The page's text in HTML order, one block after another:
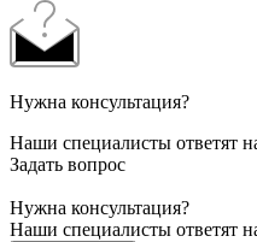
Нужна консультация?
Наши специалисты ответят
Задать вопрос
Нужна консультация?
Наши специалисты ответят